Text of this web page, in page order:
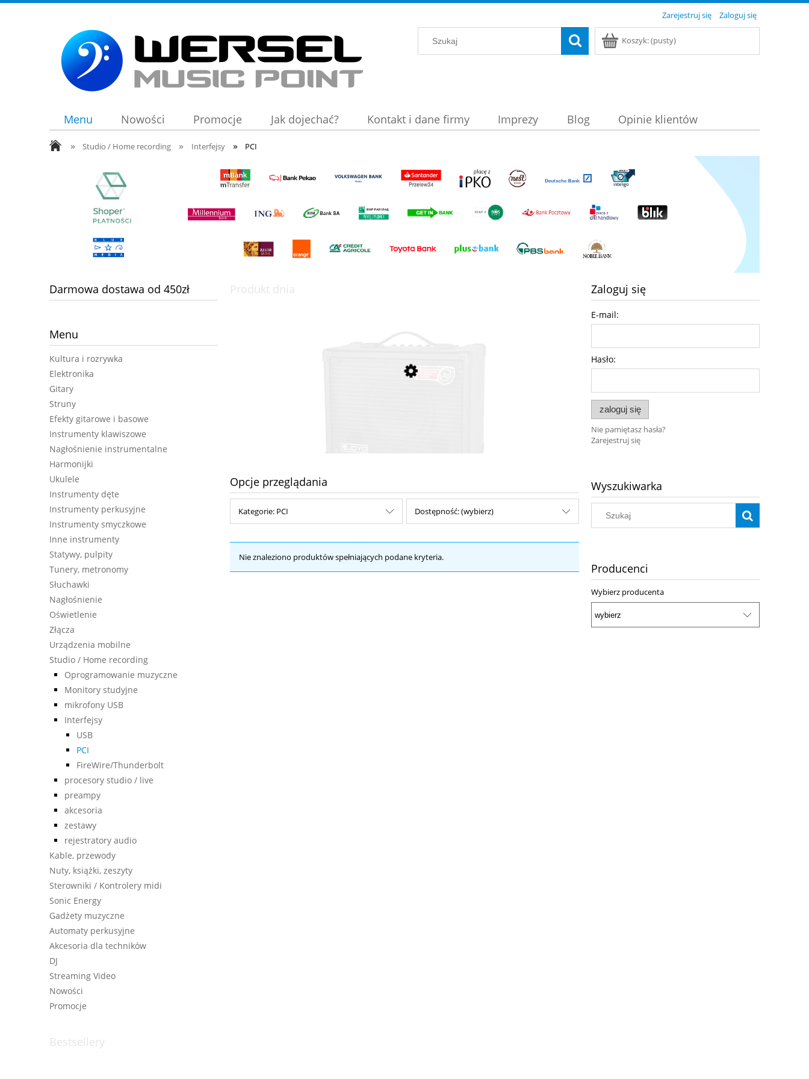
Zarejestruj się Zaloguj się
Koszyk:(pusty)
Menu Nowości Promocje Jak dojechać? Kontakt i dane firmy Imprezy Blog Opinie klientów
» Studio / Home recording » Interfejsy » PCI
Darmowa dostawa od 450zł
Menu
Kultura i rozrywka
Elektronika
Gitary
Struny
Efekty gitarowe i basowe
Instrumenty klawiszowe
Nagłośnienie instrumentalne
Harmonijki
Ukulele
Instrumenty dęte
Instrumenty perkusyjne
Instrumenty smyczkowe
Inne instrumenty
Statywy, pulpity
Tunery, metronomy
Słuchawki
Nagłośnienie
Oświetlenie
Złącza
Urządzenia mobilne
Studio / Home recording
Oprogramowanie muzyczne
Monitory studyjne
mikrofony USB
Interfejsy
USB
PCI
FireWire/Thunderbolt
procesory studio / live
preampy
akcesoria
zestawy
rejestratory audio
Kable, przewody
Nuty, książki, zeszyty
Sterowniki / Kontrolery midi
Sonic Energy
Gadżety muzyczne
Automaty perkusyjne
Akcesoria dla techników
DJ
Streaming Video
Nowości
Promocje
Bestsellery
Produkt dnia
JOYO DC30 combo gitarowe
do koszyka
Opcje przeglądania
Kategorie: PCI Dostępność: (wybierz)
Nie znaleziono produktów spełniających podane kryteria.
Zaloguj się
E-mail:
Hasło:
zaloguj się
Nie pamiętasz hasła?
Zarejestruj się
Wyszukiwarka
Producenci
Wybierz producenta